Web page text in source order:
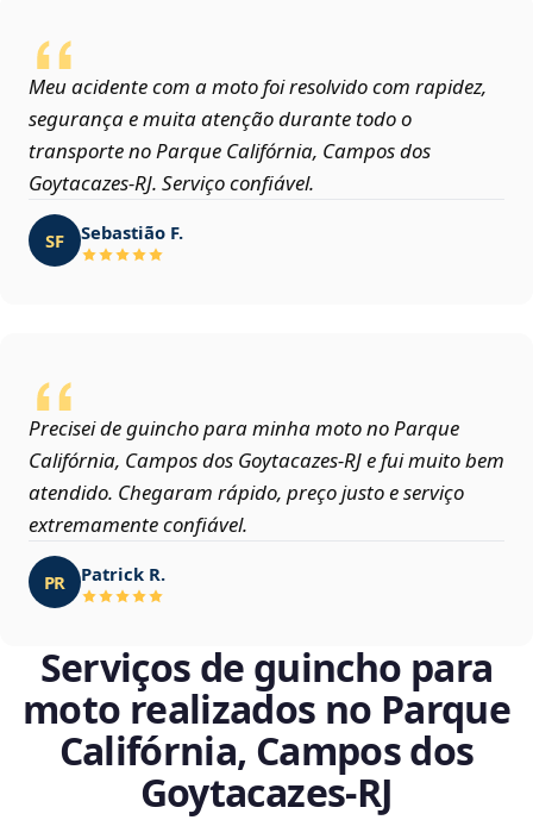
Meu acidente com a moto foi resolvido com rapidez,
segurança e muita atenção durante todo o
transporte no Parque Califórnia, Campos dos
Goytacazes‑RJ. Serviço confiável.
SF Sebastião F.
Precisei de guincho para minha moto no Parque
Califórnia, Campos dos Goytacazes‑RJ e fui muito bem
atendido. Chegaram rápido, preço justo e serviço
extremamente confiável.
PR Patrick R.
Serviços de guincho para
moto realizados no Parque
Califórnia, Campos dos
Goytacazes‑RJ